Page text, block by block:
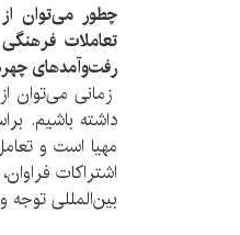
تعاملات
رفت‌و‌آمد‌های
زمانی می‌توان
داشته باشیم.
مهیا است و
اشتراکات
بین‌المللی توجه